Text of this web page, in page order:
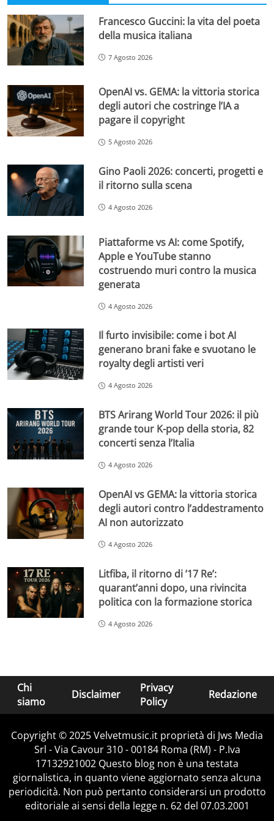
Francesco Guccini: la vita del poeta
della musica italiana
7 Agosto 2026
OpenAI vs. GEMA: la vittoria storica
degli autori che costringe l’IA a
pagare il copyright
5 Agosto 2026
Gino Paoli 2026: concerti, progetti e
il ritorno sulla scena
4 Agosto 2026
Piattaforme vs AI: come Spotify,
Apple e YouTube stanno
costruendo muri contro la musica
generata
4 Agosto 2026
Il furto invisibile: come i bot AI
generano brani fake e svuotano le
royalty degli artisti veri
4 Agosto 2026
BTS Arirang World Tour 2026: il più
grande tour K-pop della storia, 82
concerti senza l’Italia
4 Agosto 2026
OpenAI vs GEMA: la vittoria storica
degli autori contro l’addestramento
AI non autorizzato
4 Agosto 2026
Litfiba, il ritorno di ’17 Re’:
quarant’anni dopo, una rivincita
politica con la formazione storica
4 Agosto 2026
Chi
siamo
Disclaimer
Privacy
Policy
Redazione
Copyright © 2025 Velvetmusic.it proprietà di Jws Media
Srl - Via Cavour 310 - 00184 Roma (RM) - P.Iva
17132921002 Questo blog non è una testata
giornalistica, in quanto viene aggiornato senza alcuna
periodicità. Non può pertanto considerarsi un prodotto
editoriale ai sensi della legge n. 62 del 07.03.2001